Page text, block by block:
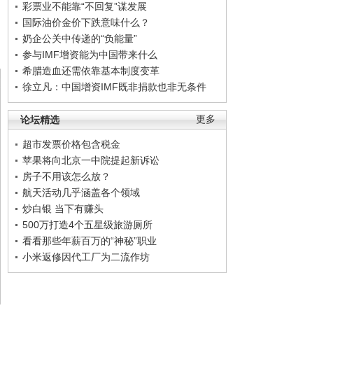
彩票业不能靠“不回复”谋发展
国际油价金价下跌意味什么？
奶企公关中传递的“负能量”
参与IMF增资能为中国带来什么
希腊造血还需依靠基本制度变革
徐立凡：中国增资IMF既非捐款也非无条件
更多
论坛精选
超市发票价格包含税金
苹果将向北京一中院提起新诉讼
房子不用该怎么放？
航天活动几乎涵盖各个领域
炒白银 当下有赚头
500万打造4个五星级旅游厕所
看看那些年薪百万的“神秘”职业
小米返修因代工厂为二流作坊